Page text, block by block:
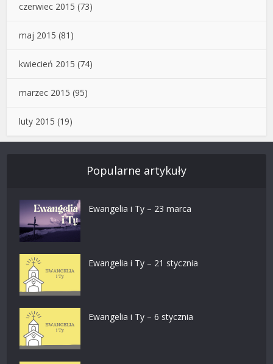
czerwiec 2015 (73)
maj 2015 (81)
kwiecień 2015 (74)
marzec 2015 (95)
luty 2015 (19)
Popularne artykuły
Ewangelia i Ty – 23 marca
Ewangelia i Ty – 21 stycznia
Ewangelia i Ty – 6 stycznia